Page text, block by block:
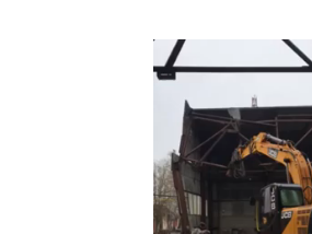
Видеоплеер